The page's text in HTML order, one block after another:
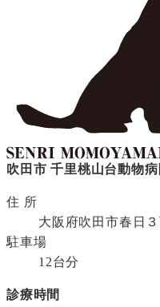
吹田市 千里桃山台動物
住 所
大阪府吹田市春日
駐車場
12台分
診療時間